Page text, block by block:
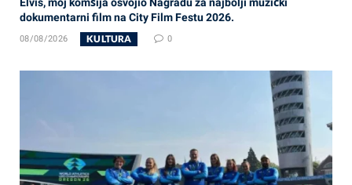
dokumentarni film na City Film Festu 2026.
08/08/2026 KULTURA 0